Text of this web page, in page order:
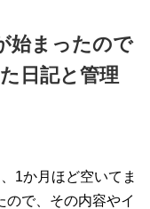
始まったので
日記と管理
1か月ほど空いてま
ので、その内容やイ